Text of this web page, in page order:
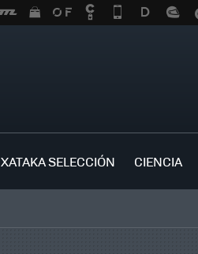
XATAKA SELECCIÓN CIENCIA